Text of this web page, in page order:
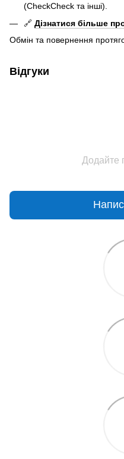
(CheckCheck та інші).
🔗 Дізнатися більше
Обмін та повернення
Відгуки
Додайте